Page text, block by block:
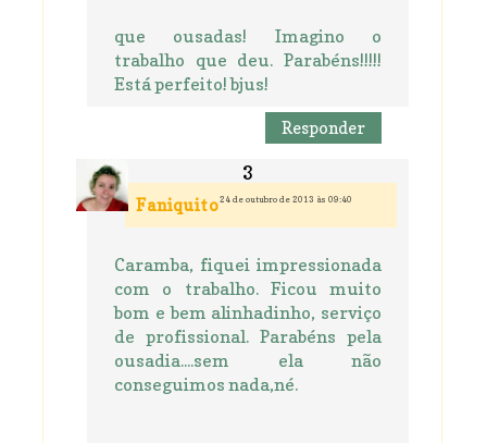
que ousadas! Imagino o
trabalho que deu. Parabéns!!!!!
Está perfeito! bjus!
Responder
Faniquito24 de outubro de 2013 às 09:40
Caramba, fiquei impressionada
com o trabalho. Ficou muito
bom e bem alinhadinho, serviço
de profissional. Parabéns pela
ousadia....sem ela não
conseguimos nada,né.